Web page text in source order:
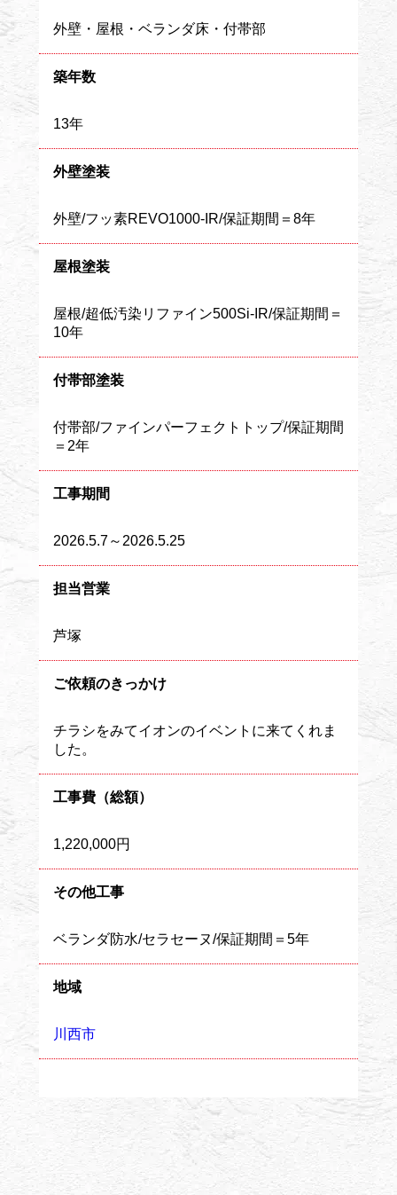
外壁・屋根・ベランダ床・付帯部
築年数
13年
外壁塗装
外壁/フッ素REVO1000-IR/保証期間＝8年
屋根塗装
屋根/超低汚染リファイン500Si-IR/保証期間＝
10年
付帯部塗装
付帯部/ファインパーフェクトトップ/保証期間
＝2年
工事期間
2026.5.7～2026.5.25
担当営業
芦塚
ご依頼のきっかけ
チラシをみてイオンのイベントに来てくれま
した。
工事費（総額）
1,220,000円
その他工事
ベランダ防水/セラセーヌ/保証期間＝5年
地域
川西市